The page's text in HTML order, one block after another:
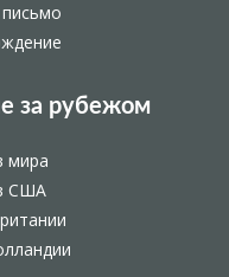
за рубежом
мира
США